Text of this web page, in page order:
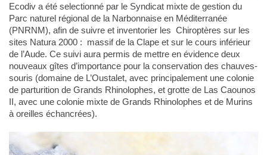
Ecodiv a été selectionné par le Syndicat mixte de gestion du
Parc naturel régional de la Narbonnaise en Méditerranée
(PNRNM), afin de suivre et inventorier les Chiroptères sur les
sites Natura 2000 : massif de la Clape et sur le cours inférieur
de l’Aude. Ce suivi aura permis de mettre en évidence deux
nouveaux gîtes d’importance pour la conservation des chauves-
souris (domaine de L’Oustalet, avec principalement une colonie
de parturition de Grands Rhinolophes, et grotte de Las Caounos
II, avec une colonie mixte de Grands Rhinolophes et de Murins
à oreilles échancrées).